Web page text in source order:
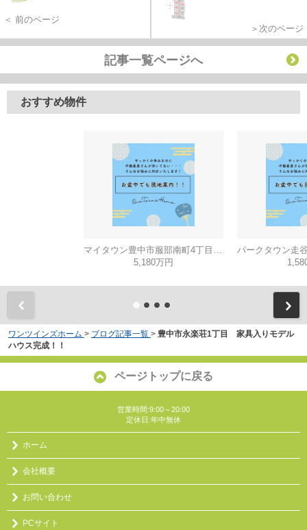
＜ 前のページ
＞次のページ
記事一覧ページへ
おすすめ物件
5,180万円
ワンツインズホーム > ブログ記事一覧 > 豊中市永楽荘1丁目 家具入りモデル
ハウス完成！！
ページトップに戻る
営業時間:9:00～20:00
定休日:年中無休
ホーム
会社概要
お問い合わせ
PCサイト